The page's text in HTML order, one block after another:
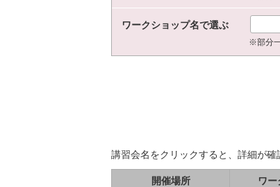
ワークショップ名で選ぶ
※部分
講習会名をクリックすると、詳細が確
開催場所 ワ